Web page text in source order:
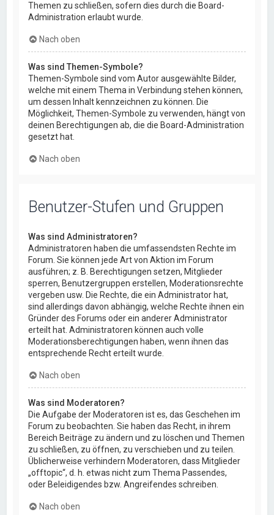
Themen zu schließen, sofern dies durch die Board-
Administration erlaubt wurde.
Nach oben
Was sind Themen-Symbole?
Themen-Symbole sind vom Autor ausgewählte Bilder,
welche mit einem Thema in Verbindung stehen können,
um dessen Inhalt kennzeichnen zu können. Die
Möglichkeit, Themen-Symbole zu verwenden, hängt von
deinen Berechtigungen ab, die die Board-Administration
gesetzt hat.
Nach oben
Benutzer-Stufen und Gruppen
Was sind Administratoren?
Administratoren haben die umfassendsten Rechte im
Forum. Sie können jede Art von Aktion im Forum
ausführen; z. B. Berechtigungen setzen, Mitglieder
sperren, Benutzergruppen erstellen, Moderationsrechte
vergeben usw. Die Rechte, die ein Administrator hat,
sind allerdings davon abhängig, welche Rechte ihnen ein
Gründer des Forums oder ein anderer Administrator
erteilt hat. Administratoren können auch volle
Moderationsberechtigungen haben, wenn ihnen das
entsprechende Recht erteilt wurde.
Nach oben
Was sind Moderatoren?
Die Aufgabe der Moderatoren ist es, das Geschehen im
Forum zu beobachten. Sie haben das Recht, in ihrem
Bereich Beiträge zu ändern und zu löschen und Themen
zu schließen, zu öffnen, zu verschieben und zu teilen.
Üblicherweise verhindern Moderatoren, dass Mitglieder
„offtopic“, d. h. etwas nicht zum Thema Passendes,
oder Beleidigendes bzw. Angreifendes schreiben.
Nach oben